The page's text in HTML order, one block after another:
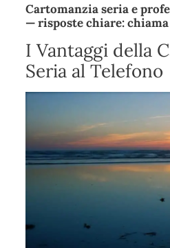
Cartomanzia seria e
— risposte chiare: chiama
I Vantaggi della
Seria al Telefono